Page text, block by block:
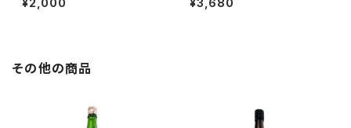
¥2,000 ¥3,680
その他の商品